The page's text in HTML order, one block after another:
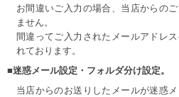
お間違いご入力の場合、当店からの
ません。
間違ってご入力されたメールアドレ
れております。
■迷惑メール設定・フォルダ分け設定。
当店からのお送りしたメールが迷惑